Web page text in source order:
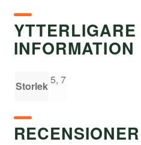
YTTERLIGARE
INFORMATION
Storlek5, 7
RECENSIONER